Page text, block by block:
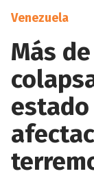
Venezuela
Más